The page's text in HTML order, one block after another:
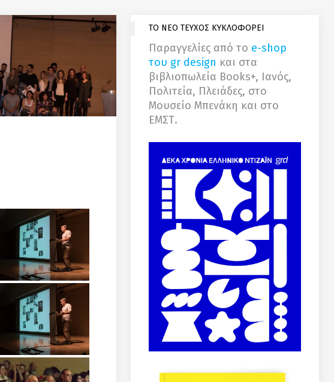
ΤΟ ΝΕΟ ΤΕΥΧΟΣ ΚΥΚΛΟΦΟΡΕΙ
Παραγγελίες από το e-shop
του gr design και στα
βιβλιοπωλεία Books+, Ιανός,
Πολιτεία, Πλειάδες, στο
Μουσείο Μπενάκη και στο
ΕΜΣΤ.